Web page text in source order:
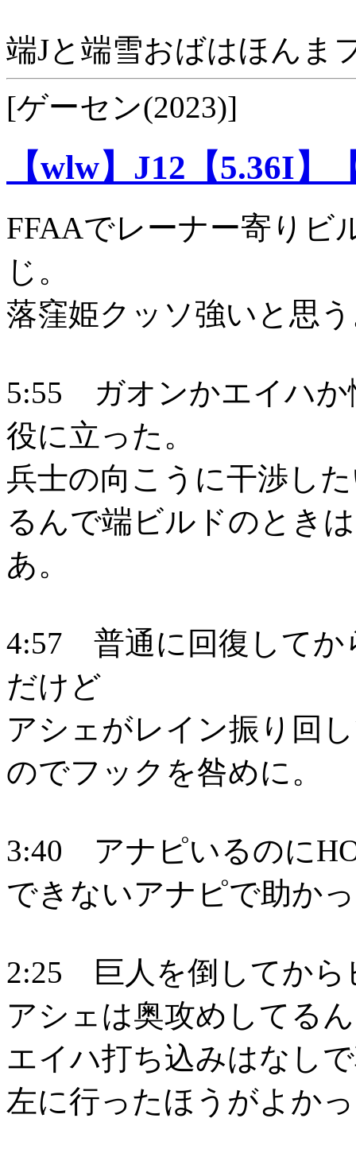
端Jと端雪おばはほんま
[ゲーセン(2023)]
【wlw】J12【5.36I】
FFAAでレーナー寄りビ
じ。
落窪姫クッソ強いと思
5:55 ガオンかエイハか
役に立った。
兵士の向こうに干渉し
るんで端ビルドのとき
あ。
4:57 普通に回復してか
だけど
アシェがレイン振り回
のでフックを咎めに。
3:40 アナピいるのに
できないアナピで助か
2:25 巨人を倒してから
アシェは奥攻めしてる
エイハ打ち込みはなし
左に行ったほうがよか